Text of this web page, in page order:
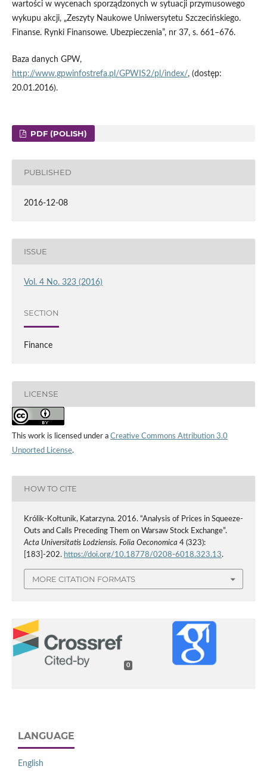
wartości w wycenach sporzą­dzonych w sytuacji przymusowego
wykupu akcji, „Zeszyty Naukowe Uniwersytetu Szczeciń­skiego.
Finanse. Rynki Finansowe. Ubezpieczenia”, nr 37, s. 661–676.
Baza danych GPW,
http://www.gpwinfostrefa.pl/GPWIS2/pl/index/, (dostęp:
20.01.2016).
PDF (POLISH)
PUBLISHED
2016-12-08
ISSUE
Vol. 4 No. 323 (2016)
SECTION
Finance
LICENSE
This work is licensed under a Creative Commons Attribution 3.0
Unported License.
HOW TO CITE
Królik-Kołtunik, Katarzyna. 2016. “Analysis of Prices in Squeeze-
Outs and Calls Preceding Them on Warsaw Stock Exchange”.
Acta Universitatis Lodziensis. Folia Oeconomica 4 (323):
[183]-202. https://doi.org/10.18778/0208-6018.323.13.
MORE CITATION FORMATS
0
LANGUAGE
English